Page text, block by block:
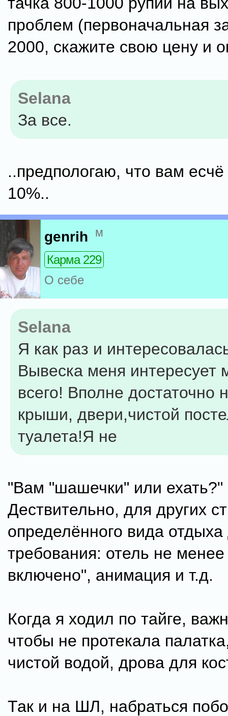
проблем (первоначальная
2000, скажите свою цену и
Selana
За все.
..предпологаю, что вам есчё
10%..
genrih м
Карма 229
О себе
Selana
Я как раз и
Вывеска меня интересует
всего! Вполне достаточно
крыши, двери,чистой
туалета!Я не
"Вам "шашечки" или ехать?"
Дествительно, для других
определённого вида отдыха
требования: отель не
включено", анимация и т.д.
Когда я ходил по тайге,
чтобы не протекала
чистой водой, дрова для
Так и на ШЛ, набраться